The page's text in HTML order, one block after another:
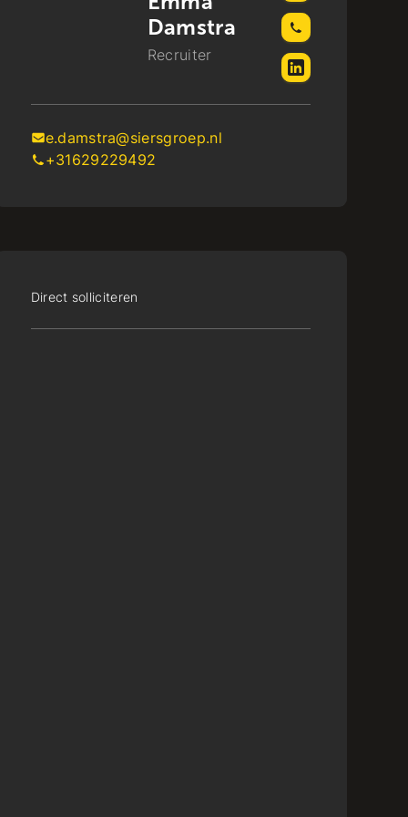
Damstra
Recruiter
e.damstra@siersgroep.nl
+31629229492
Direct solliciteren